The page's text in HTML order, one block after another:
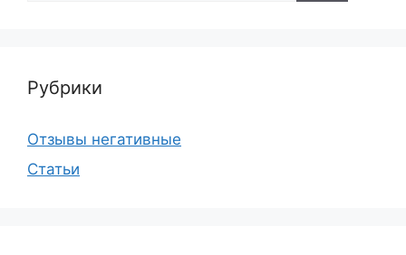
Рубрики
Отзывы негативные
Статьи